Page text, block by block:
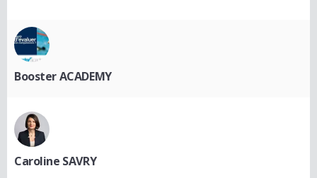
Booster ACADEMY
Caroline SAVRY